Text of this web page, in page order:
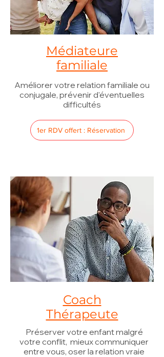
Médiateure
familiale
Améliorer votre relation familiale ou
conjugale, prévenir d'éventuelles
difficultés
1er RDV offert : Réservation
Coach
Thérapeute
Préserver votre enfant malgré
votre conflit, mieux communiquer
entre vous, oser la relation vraie